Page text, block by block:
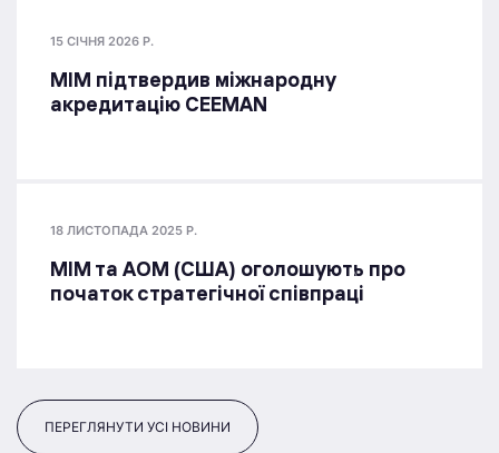
15 СІЧНЯ 2026 Р.
МІМ підтвердив міжнародну
акредитацію CEEMAN
18 ЛИСТОПАДА 2025 Р.
МІМ та AOM (США) оголошують про
початок стратегічної співпраці
ПЕРЕГЛЯНУТИ УСІ НОВИНИ